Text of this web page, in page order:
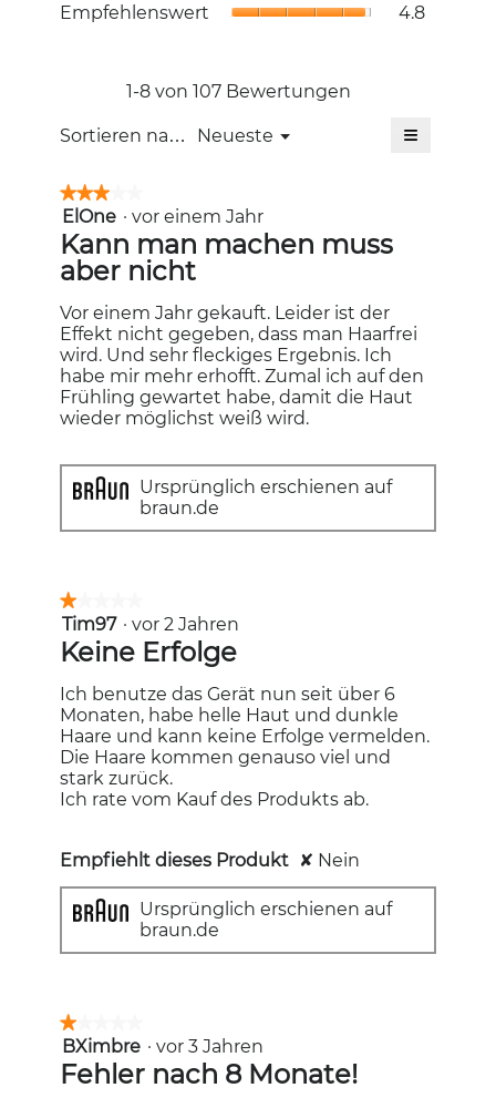
Empfehlenswert 4.8
1-8 von 107 Bewertungen
Sortieren nach: Neueste ▼
Menü ≡
Inhalt
aktualisiert
★★★★★
★★★★★
3
von
5
Sternen.
ElOne · vor einem Jahr
Kann man machen muss
aber nicht
Vor einem Jahr gekauft. Leider ist der
Effekt nicht gegeben, dass man Haarfrei
wird. Und sehr fleckiges Ergebnis. Ich
habe mir mehr erhofft. Zumal ich auf den
Frühling gewartet habe, damit die Haut
wieder möglichst weiß wird.
Ursprünglich erschienen auf
braun.de
★★★★★
★★★★★
1
von
5
Sternen.
Tim97 · vor 2 Jahren
Keine Erfolge
Ich benutze das Gerät nun seit über 6
Monaten, habe helle Haut und dunkle
Haare und kann keine Erfolge vermelden.
Die Haare kommen genauso viel und
stark zurück.
Ich rate vom Kauf des Produkts ab.
Empfiehlt dieses Produkt ✘ Nein
Ursprünglich erschienen auf
braun.de
★★★★★
★★★★★
1
von
5
BXimbre · vor 3 Jahren
Fehler nach 8 Monate!